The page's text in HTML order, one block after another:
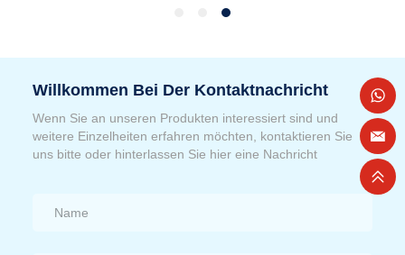
Willkommen Bei Der Kontaktnachricht
Wenn Sie an unseren Produkten interessiert sind und
weitere Einzelheiten erfahren möchten, kontaktieren Sie
uns bitte oder hinterlassen Sie hier eine Nachricht